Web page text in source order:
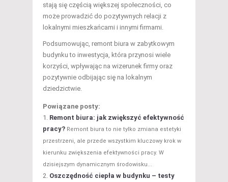
stają się częścią większej społeczności, co
może prowadzić do pozytywnych relacji z
lokalnymi mieszkańcami i innymi firmami.
Podsumowując, remont biura w zabytkowym
budynku to inwestycja, która przynosi wiele
korzyści, wpływając na wizerunek firmy oraz
pozytywnie odbijając się na lokalnym
dziedzictwie.
Powiązane posty:
Remont biura: jak zwiększyć efektywność
pracy? Remont biura to nie tylko zmiana estetyki
przestrzeni, ale przede wszystkim kluczowy krok w
kierunku zwiększenia efektywności pracy. W
dzisiejszym dynamicznym środowisku...
Oszczędność ciepła w budynku – testy